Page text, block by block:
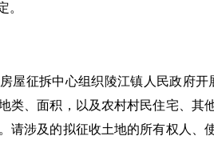
。
屋征拆中心组织陵江镇人民政府开
类、面积，以及农村村民住宅、其
请涉及的拟征收土地的所有权人、